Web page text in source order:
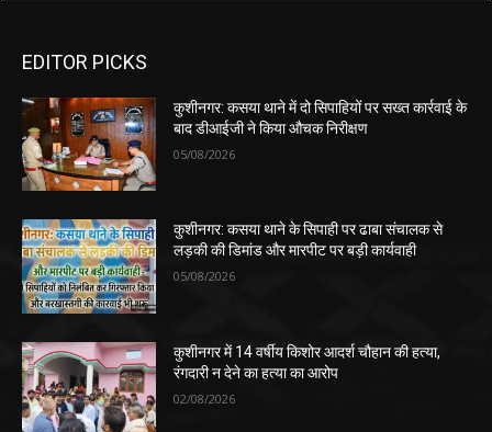
EDITOR PICKS
कुशीनगर: कसया थाने में दो सिपाहियों पर सख्त कार्रवाई के
बाद डीआईजी ने किया औचक निरीक्षण
05/08/2026
कुशीनगर: कसया थाने के सिपाही पर ढाबा संचालक से
लड़की की डिमांड और मारपीट पर बड़ी कार्यवाही
05/08/2026
कुशीनगर में 14 वर्षीय किशोर आदर्श चौहान की हत्या,
रंगदारी न देने का हत्या का आरोप
02/08/2026